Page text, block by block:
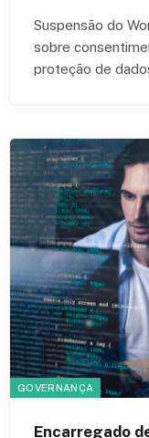
Suspensão do
sobre
proteção de
GOVERNANÇA
Encarregado